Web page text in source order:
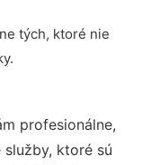
tých, ktoré nie
profesionálne,
ktoré sú